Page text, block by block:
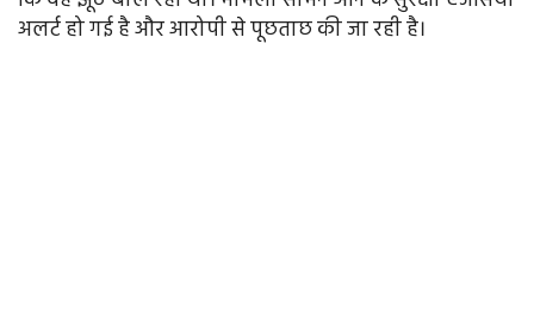
अलर्ट हो गई है और आरोपी से पूछताछ की जा रही है।